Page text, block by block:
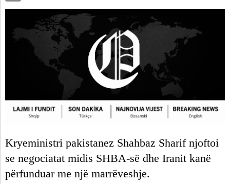
Link
Kryeministri pakistanez Shahbaz Sharif njoftoi
se negociatat midis SHBA-së dhe Iranit kanë
përfunduar me një marrëveshje.